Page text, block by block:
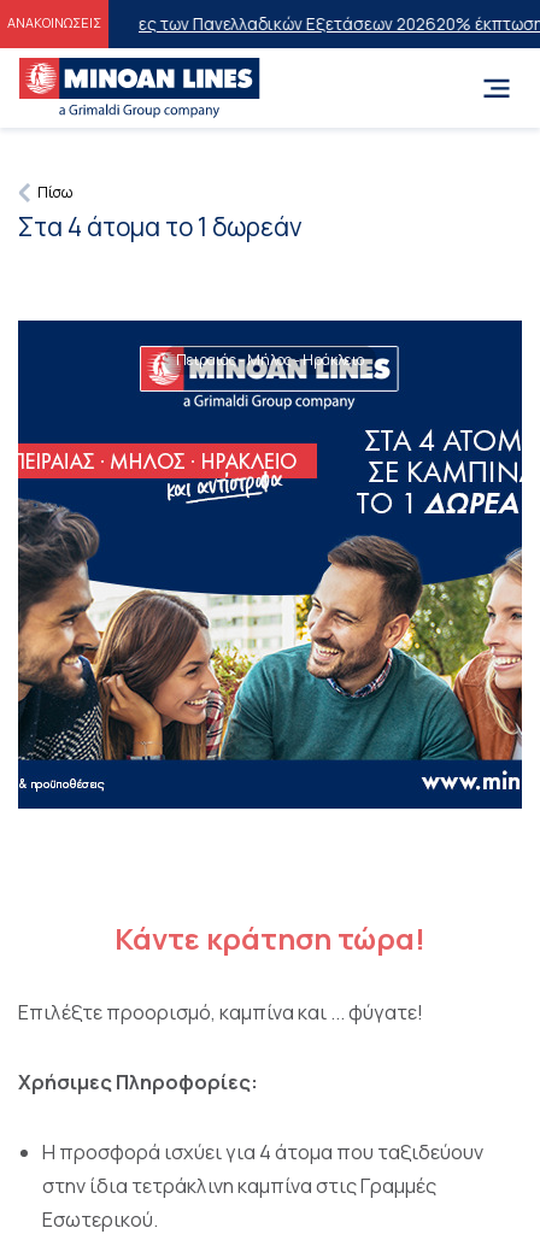
ΑΝΑΚΟΙΝΩΣΕΙΣ
Επιτυχόντες των Πανελλαδικών Εξετάσεων 202620% έκπτωση
Πίσω
Στα 4 άτομα το 1 δωρεάν
Πειραιάς - Μήλος - Ηράκλειο
Κάντε κράτηση τώρα!
Επιλέξτε προορισμό, καμπίνα και ... φύγατε!
Χρήσιμες Πληροφορίες:
Η προσφορά ισχύει για 4 άτομα που ταξιδεύουν
στην ίδια τετράκλινη καμπίνα στις Γραμμές
Εσωτερικού.